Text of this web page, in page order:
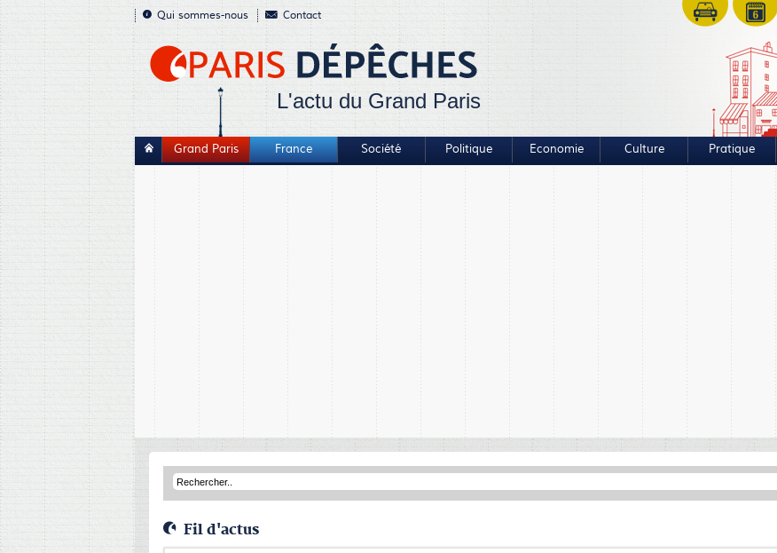
Qui sommes-nous Contact
L'actu du Grand Paris
Grand Paris France Société Politique Economie Culture Pratique
Fil d'actus